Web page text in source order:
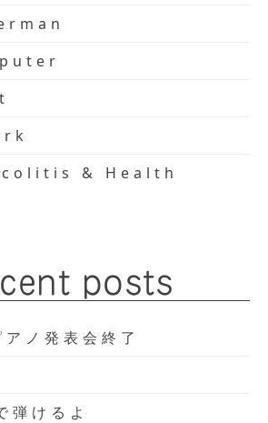
& Health
posts
ノ発表会終了
弾けるよ